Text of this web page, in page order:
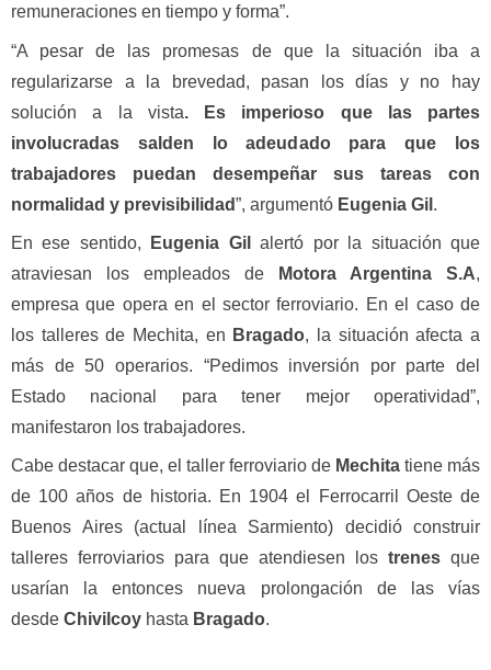
remuneraciones en tiempo y forma”.
“A pesar de las promesas de que la situación iba a
regularizarse a la brevedad, pasan los días y no hay
solución a la vista. Es imperioso que las partes
involucradas salden lo adeudado para que los
trabajadores puedan desempeñar sus tareas con
normalidad y previsibilidad”, argumentó Eugenia Gil .
En ese sentido, Eugenia Gil
alertó por la situación que
atraviesan los empleados de
Motora Argentina S.A,
empresa que opera en el sector ferroviario. En el caso de
los talleres de Mechita, en Bragado, la situación afecta a
más de 50 operarios. “Pedimos inversión por parte del
Estado nacional para tener mejor operatividad”,
manifestaron los trabajadores.
Cabe destacar que, el taller ferroviario de Mechita tiene más
de 100 años de historia. En 1904 el Ferrocarril Oeste de
Buenos Aires (actual línea Sarmiento) decidió construir
talleres ferroviarios para que atendiesen los trenes que
usarían la entonces nueva prolongación de las vías
desde Chivilcoy hasta Bragado.